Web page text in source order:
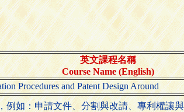
英文課程名稱
Course Name (English)
Procedures and Patent Design Around
如：申請文件、分割與改請、專利權讓